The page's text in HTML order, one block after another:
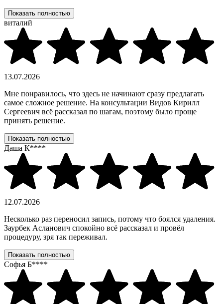
Показать полностью
виталий
13.07.2026
Мне понравилось, что здесь не начинают сразу предлагать
самое сложное решение. На консультации Видов Кирилл
Сергеевич всё рассказал по шагам, поэтому было проще
принять решение.
Показать полностью
Даша К****
12.07.2026
Несколько раз переносил запись, потому что боялся удаления.
Заурбек Асланович спокойно всё рассказал и провёл
процедуру, зря так переживал.
Показать полностью
Софья Б****